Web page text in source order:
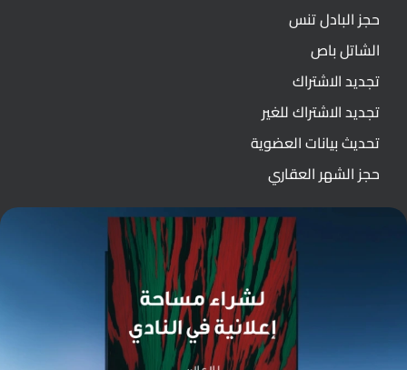
حجز البادل تنس
الشاتل باص
تجديد الاشتراك
تجديد الاشتراك للغير
تحديث بيانات العضوية
حجز الشهر العقاري